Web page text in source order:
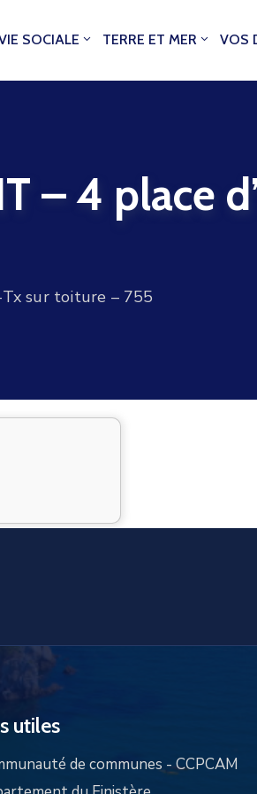
SOCIALE TERRE ET MER VOS
– 4 place
Tx sur toiture – 755
utiles
de communes - CCPCAM